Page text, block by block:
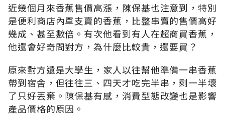
近幾個月來香蕉售價高漲，陳保基也注意到，特別
是便利商店內單支賣的香蕉，比整串賣的售價高好
幾成、甚至數倍。有次他看到有人在超商買香蕉，
他還會好奇問對方，為什麼比較貴，還要買？
原來對方還是大學生，家人以往幫他準備一串香蕉
帶到宿舍，但往往三、四天才吃完半串，剩一半壞
了只好丟棄。陳保基有感，消費型態改變也是影響
產品價格的原因。